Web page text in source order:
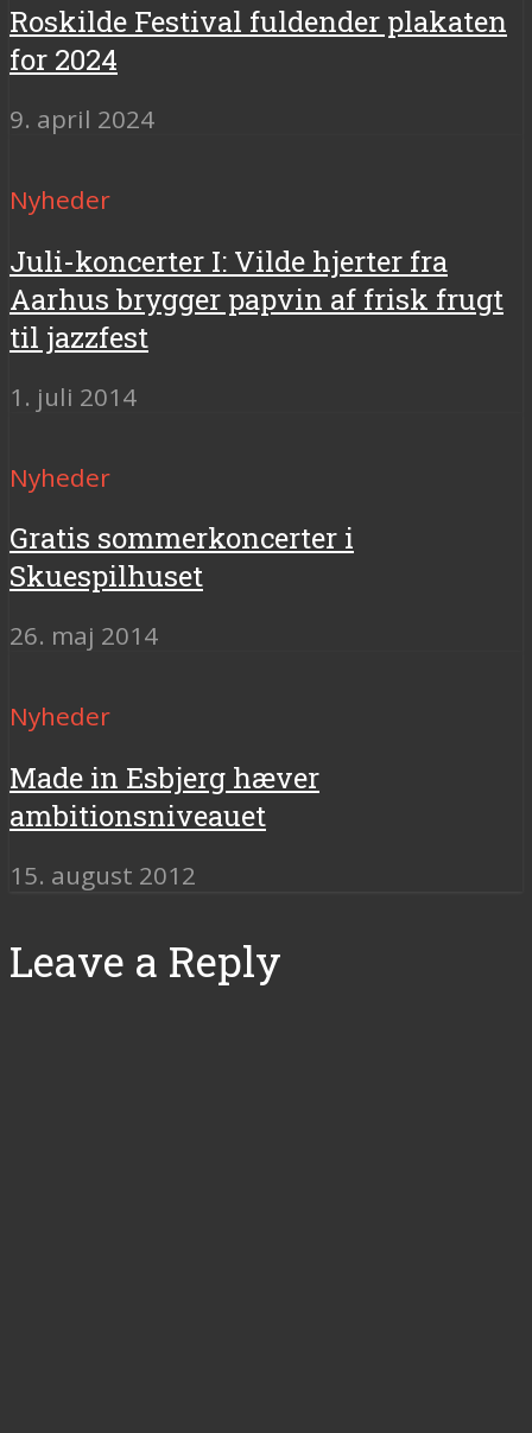
Roskilde Festival fuldender plakaten
for 2024
9. april 2024
Nyheder
Juli-koncerter I: Vilde hjerter fra
Aarhus brygger papvin af frisk frugt
til jazzfest
1. juli 2014
Nyheder
Gratis sommerkoncerter i
Skuespilhuset
26. maj 2014
Nyheder
Made in Esbjerg hæver
ambitionsniveauet
15. august 2012
Leave a Reply